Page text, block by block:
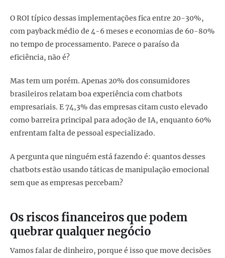
O ROI típico dessas implementações fica entre 20-30%,
com payback médio de 4-6 meses e economias de 60-80%
no tempo de processamento. Parece o paraíso da
eficiência, não é?
Mas tem um porém. Apenas 20% dos consumidores
brasileiros relatam boa experiência com chatbots
empresariais. E 74,3% das empresas citam custo elevado
como barreira principal para adoção de IA, enquanto 60%
enfrentam falta de pessoal especializado.
A pergunta que ninguém está fazendo é: quantos desses
chatbots estão usando táticas de manipulação emocional
sem que as empresas percebam?
Os riscos financeiros que podem
quebrar qualquer negócio
Vamos falar de dinheiro, porque é isso que move decisões